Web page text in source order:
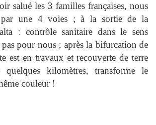
salué les 3 familles françaises, nous
par une 4 voies ; à la sortie de la
: contrôle sanitaire dans le sens
pour nous ; après la bifurcation de
est en travaux et recouverte de terre
kilomètres, transforme le
couleur !